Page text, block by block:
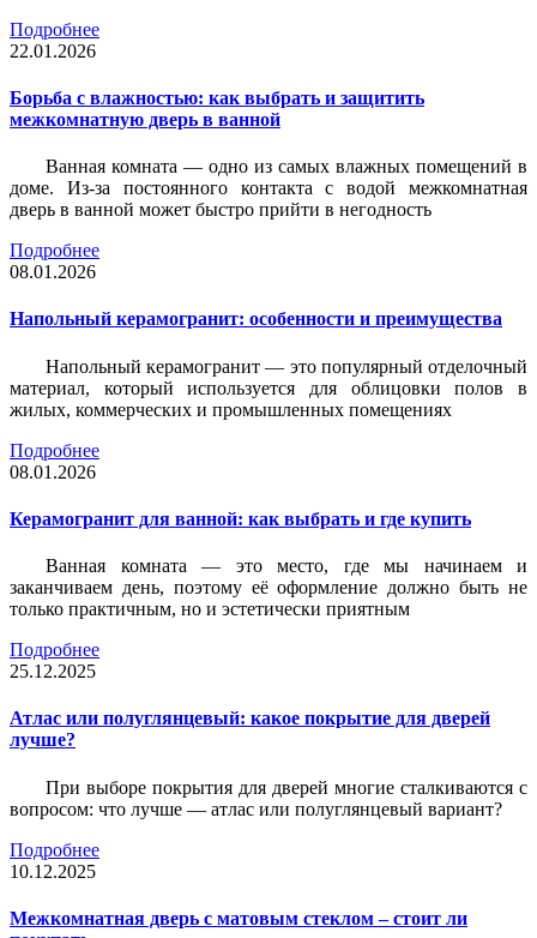
Подробнее
22.01.2026
Борьба с влажностью: как выбрать и защитить
межкомнатную дверь в ванной
Ванная комната — одно из самых влажных помещений в
доме. Из-за постоянного контакта с водой межкомнатная
дверь в ванной может быстро прийти в негодность
Подробнее
08.01.2026
Напольный керамогранит: особенности и преимущества
Напольный керамогранит — это популярный отделочный
материал, который используется для облицовки полов в
жилых, коммерческих и промышленных помещениях
Подробнее
08.01.2026
Керамогранит для ванной: как выбрать и где купить
Ванная комната — это место, где мы начинаем и
заканчиваем день, поэтому её оформление должно быть не
только практичным, но и эстетически приятным
Подробнее
25.12.2025
Атлас или полуглянцевый: какое покрытие для дверей
лучше?
При выборе покрытия для дверей многие сталкиваются с
вопросом: что лучше — атлас или полуглянцевый вариант?
Подробнее
10.12.2025
Межкомнатная дверь с матовым стеклом – стоит ли